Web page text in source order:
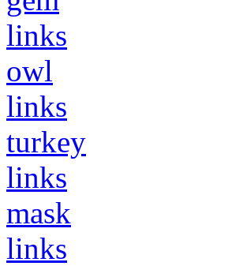
links
owl
links
turkey
links
mask
links